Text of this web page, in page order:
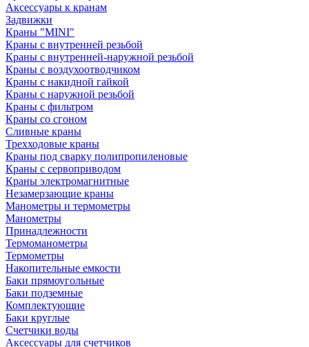
Аксессуары к кранам
Задвижки
Краны "MINI"
Краны с внутренней резьбой
Краны с внутренней-наружной резьбой
Краны с воздухоотводчиком
Краны с накидной гайкой
Краны с наружной резьбой
Краны с фильтром
Краны со сгоном
Сливные краны
Трехходовые краны
Краны под сварку полипропиленовые
Краны с сервоприводом
Краны электромагнитные
Незамерзающие краны
Манометры и термометры
Манометры
Принадлежности
Термоманометры
Термометры
Накопительные емкости
Баки прямоугольные
Баки подземные
Комплектующие
Баки круглые
Счетчики воды
Аксессуары для счетчиков